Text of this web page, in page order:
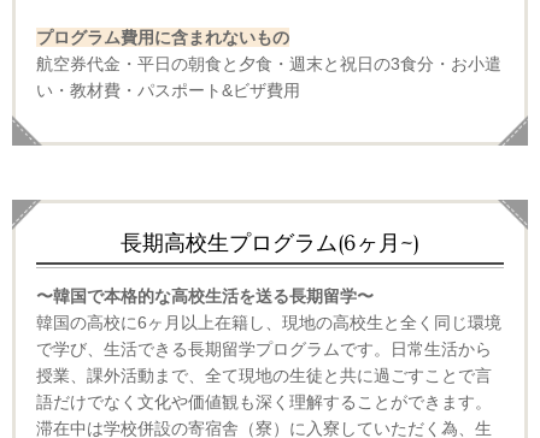
プログラム費用に含まれないもの
航空券代金・平日の朝食と夕食・週末と祝日の3食分・お小遣
い・教材費・パスポート&ビザ費用
長期高校生プログラム(6ヶ月~)
〜韓国で本格的な高校生活を送る長期留学〜
韓国の高校に6ヶ月以上在籍し、現地の高校生と全く同じ環境
で学び、生活できる長期留学プログラムです。日常生活から
授業、課外活動まで、全て現地の生徒と共に過ごすことで言
語だけでなく文化や価値観も深く理解することができます。
滞在中は学校併設の寄宿舎（寮）に入寮していただく為、生